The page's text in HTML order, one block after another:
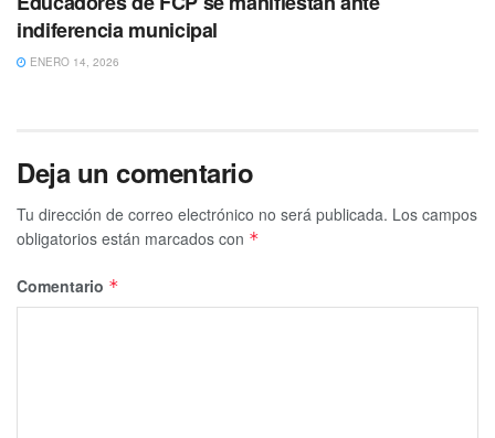
indiferencia municipal
ENERO 14, 2026
Deja un comentario
Tu dirección de correo electrónico no será publicada. Los campos
obligatorios están marcados con *
Comentario *